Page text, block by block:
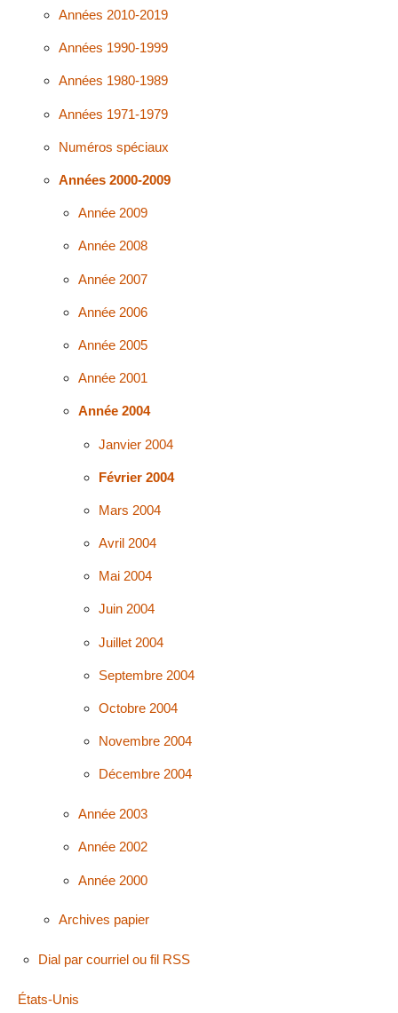
Années 2010-2019
Années 1990-1999
Années 1980-1989
Années 1971-1979
Numéros spéciaux
Années 2000-2009
Année 2009
Année 2008
Année 2007
Année 2006
Année 2005
Année 2001
Année 2004
Janvier 2004
Février 2004
Mars 2004
Avril 2004
Mai 2004
Juin 2004
Juillet 2004
Septembre 2004
Octobre 2004
Novembre 2004
Décembre 2004
Année 2003
Année 2002
Année 2000
Archives papier
Dial par courriel ou fil RSS
États-Unis